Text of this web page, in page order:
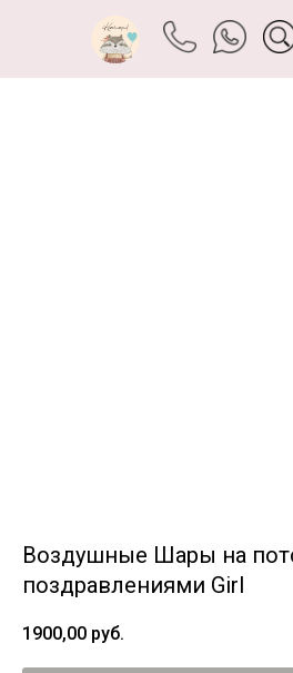
Воздушные Шары на
поздравлениями Girl
1900,00 руб.